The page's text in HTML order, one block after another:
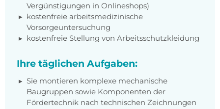
Vergünstigungen in Onlineshops)
kostenfreie arbeitsmedizinische
Vorsorgeuntersuchung
kostenfreie Stellung von Arbeitsschutzkleidung
Ihre täglichen Aufgaben:
Sie montieren komplexe mechanische
Baugruppen sowie Komponenten der
Fördertechnik nach technischen Zeichnungen